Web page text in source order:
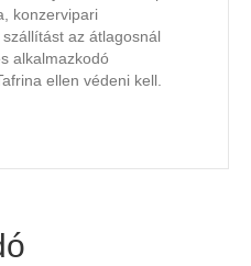
konzervipari
az átlagosnál
alkalmazkodó
ellen védeni kell.